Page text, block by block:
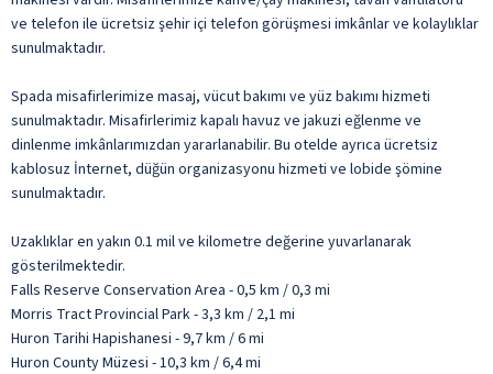
ve telefon ile ücretsiz şehir içi telefon görüşmesi imkânlar ve kolaylıklar
sunulmaktadır.
Spada misafirlerimize masaj, vücut bakımı ve yüz bakımı hizmeti
sunulmaktadır. Misafirlerimiz kapalı havuz ve jakuzi eğlenme ve
dinlenme imkânlarımızdan yararlanabilir. Bu otelde ayrıca ücretsiz
kablosuz İnternet, düğün organizasyonu hizmeti ve lobide şömine
sunulmaktadır.
Uzaklıklar en yakın 0.1 mil ve kilometre değerine yuvarlanarak
gösterilmektedir.
Falls Reserve Conservation Area - 0,5 km / 0,3 mi
Morris Tract Provincial Park - 3,3 km / 2,1 mi
Huron Tarihi Hapishanesi - 9,7 km / 6 mi
Huron County Müzesi - 10,3 km / 6,4 mi